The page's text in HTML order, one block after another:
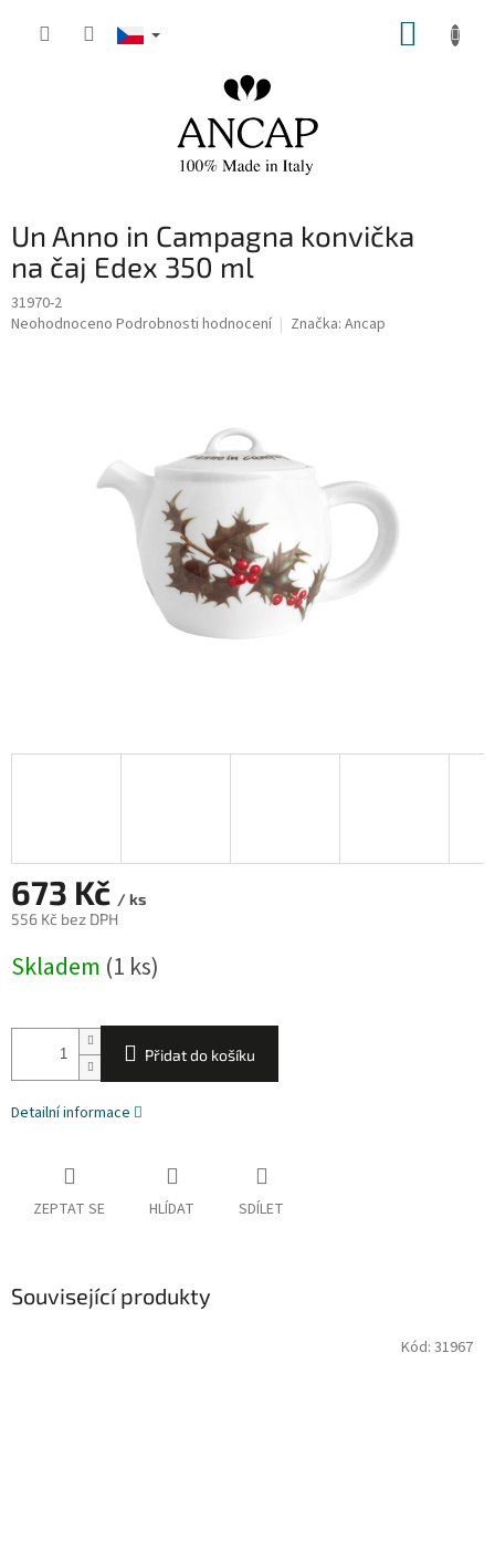
Un Anno in Campagna konvička
na čaj Edex 350 ml
31970-2
Průměrné
Neohodnoceno Podrobnosti hodnocení Značka: Ancap
673 Kč / ks
556 Kč bez DPH
cena:
Skladem (1 ks)
Přidat do košíku
Detailní informace
ZEPTAT SE HLÍDAT SDÍLET
Související produkty
Kód: 31967